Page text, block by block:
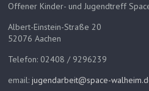
Offener Kinder- und Jugendtreff
Albert-Einstein-Straße 20
52076 Aachen
Telefon: 02408 / 9296239
email:jugendarbeit@space-